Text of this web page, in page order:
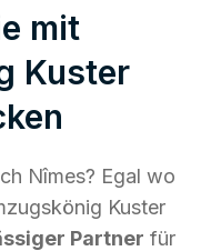
mit
Kuster
Nîmes? Egal wo
Kuster
Partner für